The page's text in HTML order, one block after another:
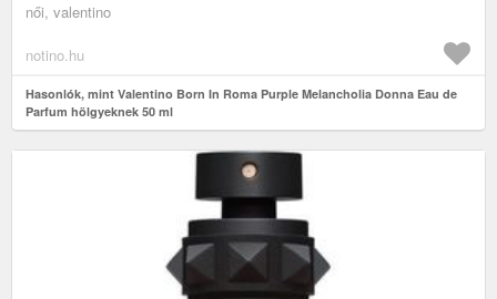
női, valentino
notino.hu
Hasonlók, mint Valentino Born In Roma Purple Melancholia Donna Eau de
Parfum hölgyeknek 50 ml